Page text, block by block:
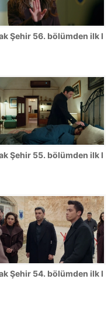
Şehir 56. bölümden ilk
Şehir 55. bölümden ilk
Şehir 54. bölümden ilk